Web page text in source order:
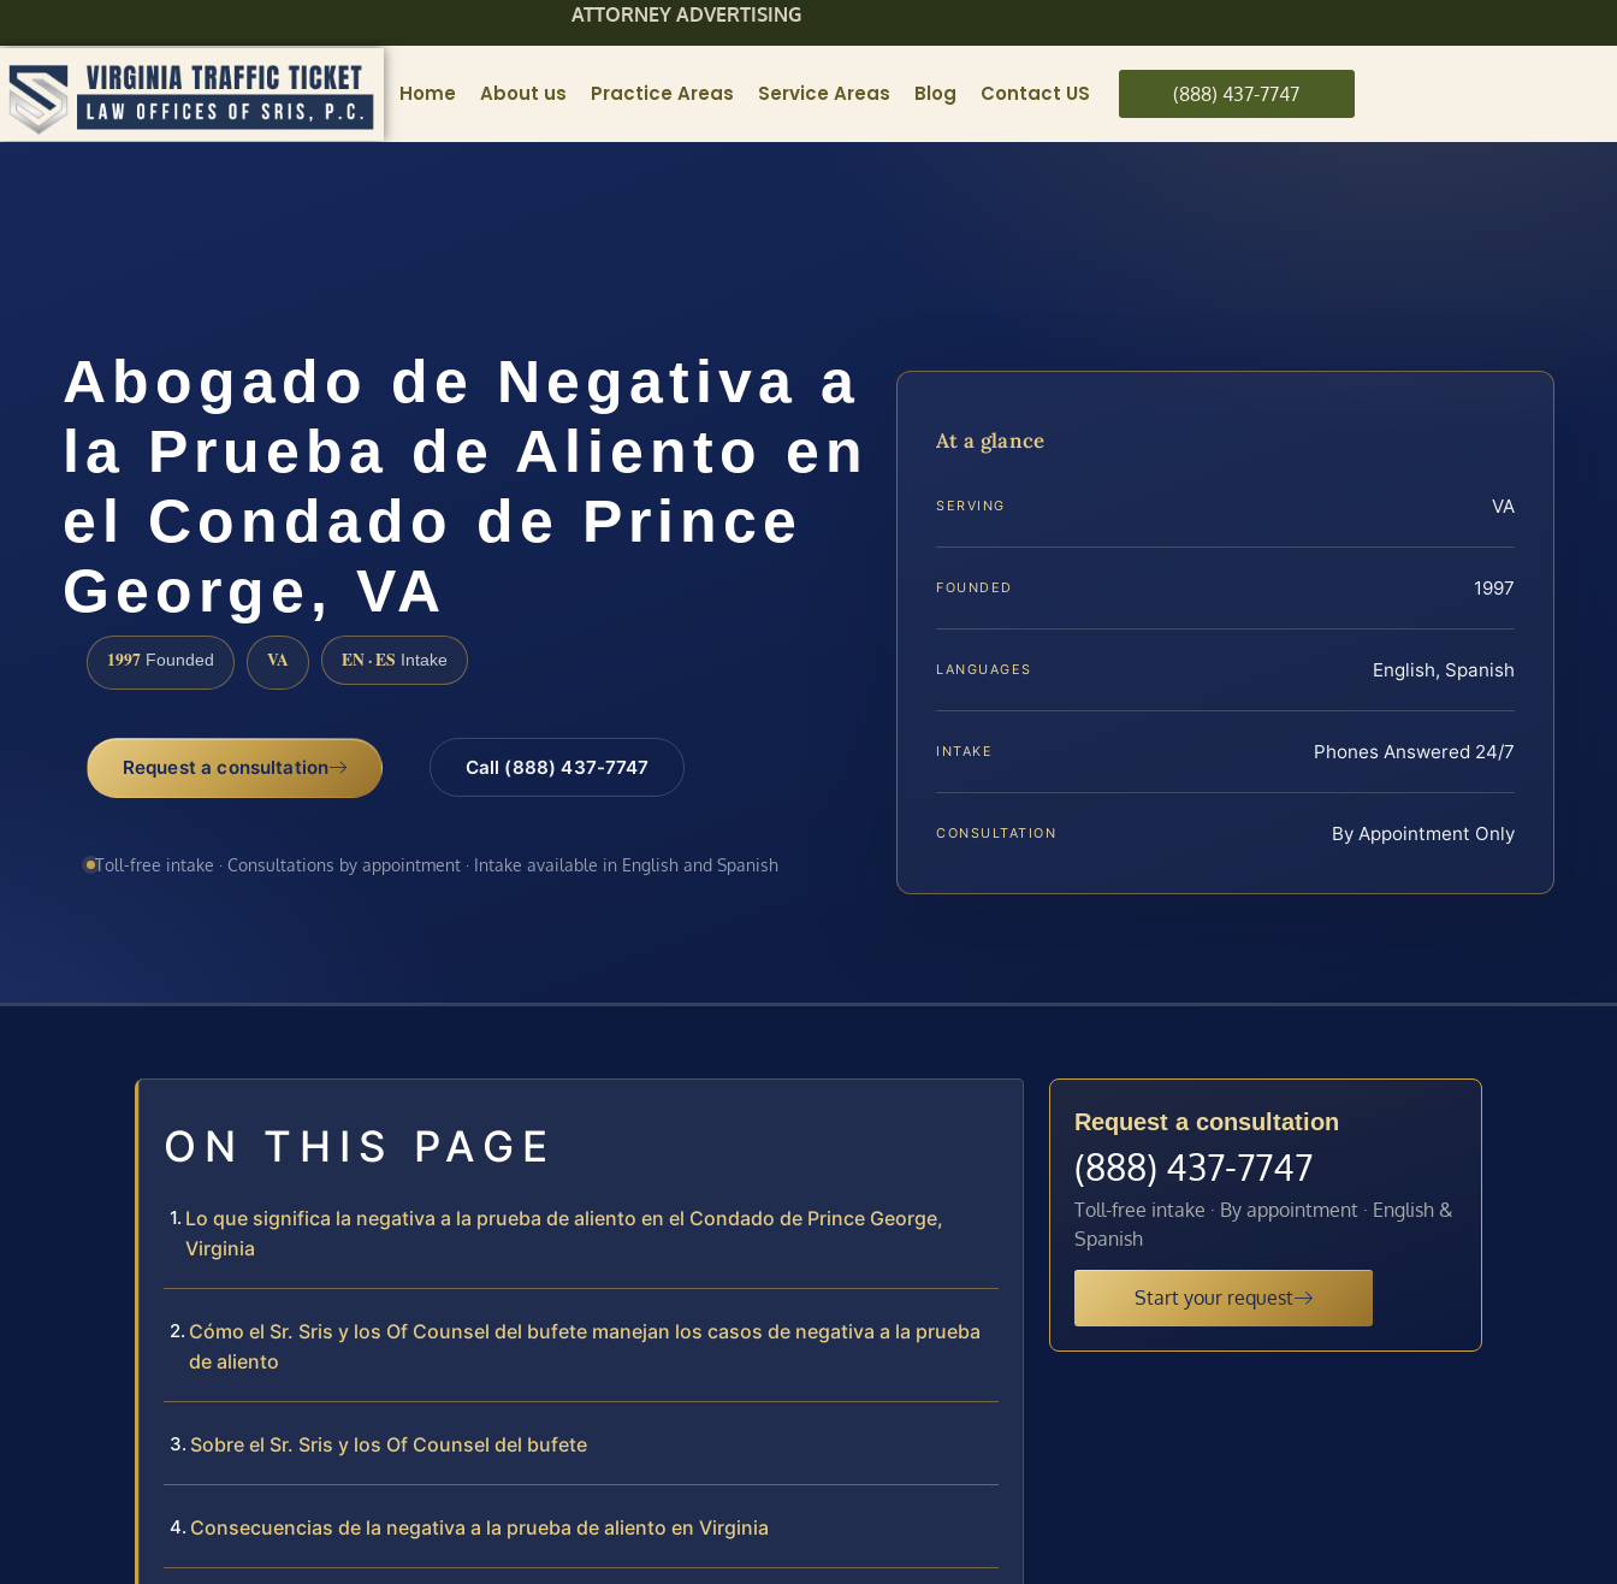
ATTORNEY ADVERTISING
Home About us Practice Areas Service Areas Blog Contact US (888) 437-7747
Abogado de Negativa a
la Prueba de Aliento en
el Condado de Prince
George, VA
1997 Founded VA EN · ES Intake
Request a consultation Call (888) 437-7747
Toll-free intake · Consultations by appointment · Intake available in English and Spanish
At a glance
SERVING VA
FOUNDED 1997
LANGUAGES English, Spanish
INTAKE Phones Answered 24/7
CONSULTATION By Appointment Only
ON THIS PAGE
Lo que significa la negativa a la prueba de aliento en el Condado de Prince George,
Virginia
Cómo el Sr. Sris y los Of Counsel del bufete manejan los casos de negativa a la prueba
de aliento
Sobre el Sr. Sris y los Of Counsel del bufete
Consecuencias de la negativa a la prueba de aliento en Virginia
Request a consultation
(888) 437-7747
Toll-free intake · By appointment · English &
Spanish
Start your request